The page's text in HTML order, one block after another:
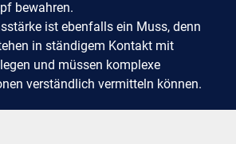
bewahren.
ist ebenfalls ein Muss, denn
in ständigem Kontakt mit
und müssen komplexe
verständlich vermitteln können.